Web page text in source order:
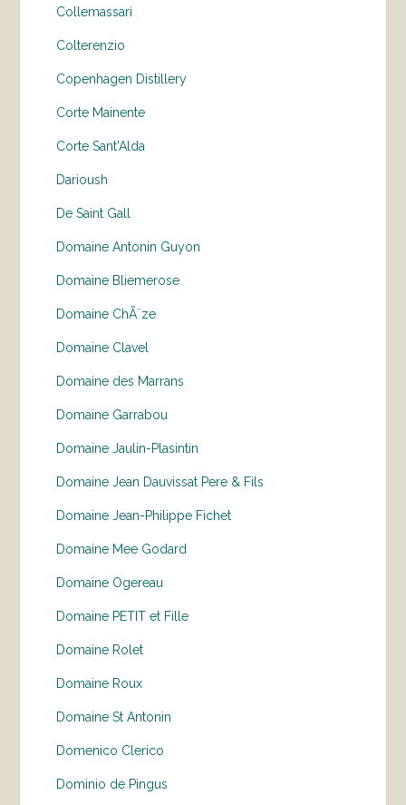
Collemassari
Colterenzio
Copenhagen Distillery
Corte Mainente
Corte Sant'Alda
Darioush
De Saint Gall
Domaine Antonin Guyon
Domaine Bliemerose
Domaine ChÃ¨ze
Domaine Clavel
Domaine des Marrans
Domaine Garrabou
Domaine Jaulin-Plasintin
Domaine Jean Dauvissat Pere & Fils
Domaine Jean-Philippe Fichet
Domaine Mee Godard
Domaine Ogereau
Domaine PETIT et Fille
Domaine Rolet
Domaine Roux
Domaine St Antonin
Domenico Clerico
Dominio de Pingus